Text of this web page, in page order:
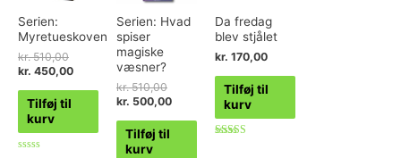
Serien:
Myretueskoven
kr.510,00
kr. 450,00
Tilføj til
kurv
Serien: Hvad
spiser
magiske
væsner?
kr.510,00
kr. 500,00
Tilføj til
kurv
Da fredag
blev stjålet
kr. 170,00
Tilføj til
kurv